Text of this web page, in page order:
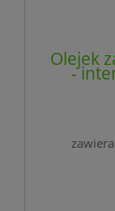
Olejek
-